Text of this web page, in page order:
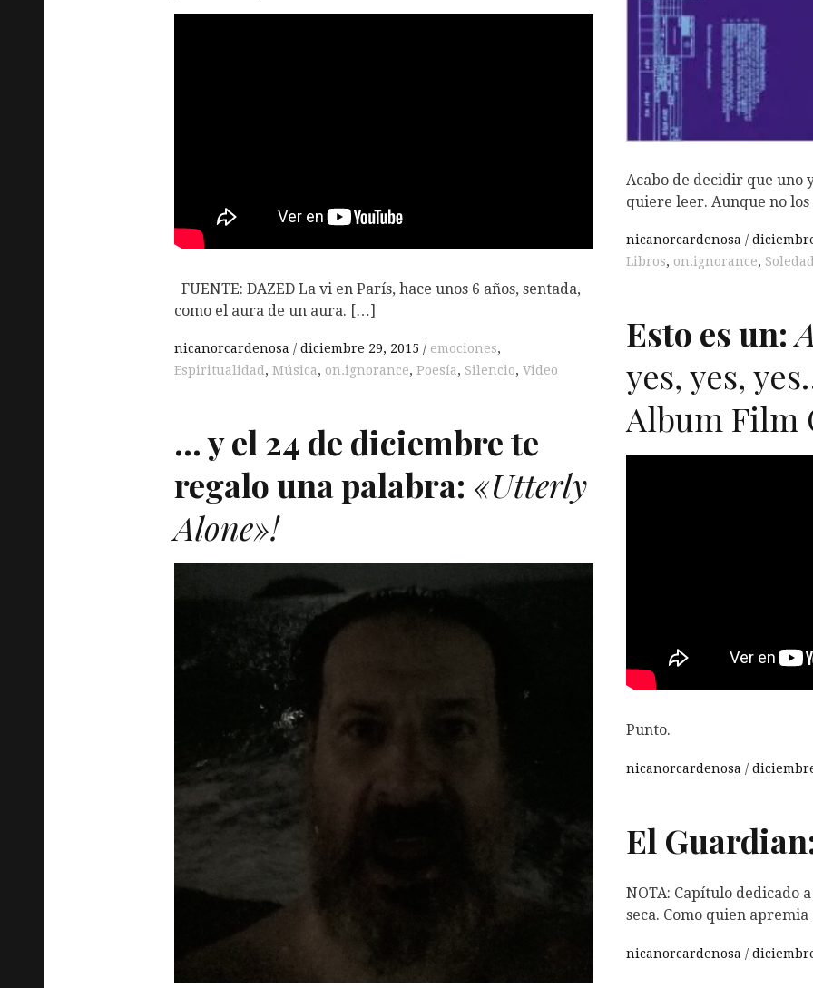
Acabo de decidir que uno
quiere leer. Aunque no
nicanorcardenosa
Libros, on.ignorance,
FUENTE: DAZED La vi en París, hace unos 6 años, sentada,
como el aura de un aura. […]
nicanorcardenosa diciembre 29, 2015 emociones,
Espiritualidad , Música, on.ignorance, Poesía, Silencio, Video
Esto es un:
yes, yes,
Album Film
Punto.
nicanorcardenosa
… y el 24 de diciembre te
regalo una palabra: «Utterly
Alone»!
O El
NOTA: Capítulo dedicado
seca. Como quien
nicanorcardenosa